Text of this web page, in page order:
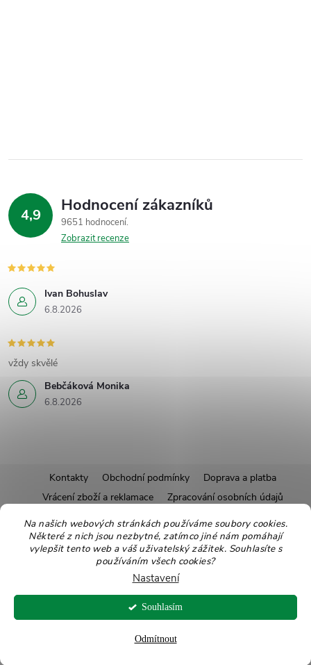
Na našich webových stránkách používáme soubory cookies.
Některé z nich jsou nezbytné, zatímco jiné nám pomáhají
vylepšit tento web a váš uživatelský zážitek. Souhlasíte s
používáním všech cookies?
Nastavení
Odmítnout
Souhlasím
4,9 Hodnocení zákazníků
9651 hodnocení
Zobrazit recenze
Ivan Bohuslav
6.8.2026
Bebčáková Monika
6.8.2026
vždy skvělé
á
í
Kontakty Obchodní podmínky
Doprava a platba
Vrácení zboží a reklamace
Zpracování osobních údajů
Pravidla soutěží
Affiliate program
Recepty
Pro nové dodavatele
Ekologické balení Moje objednávka
Vytvořil Shoptet
Copyright 2026Zdravoslav. Všechna práva vyhrazena.Upravit nastavení
cookies